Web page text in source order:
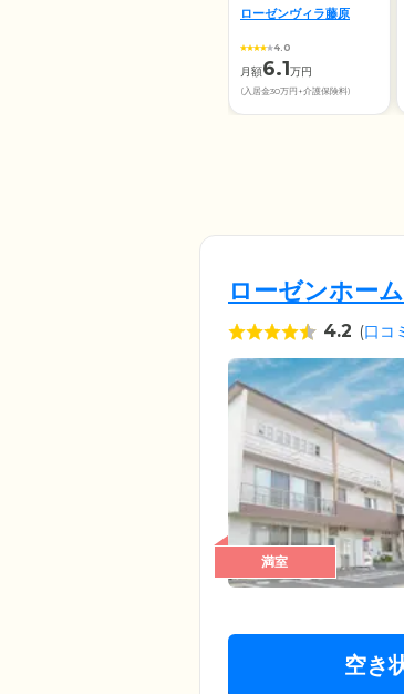
ローゼンヴィラ藤原
4.0
月額6.1万円
(入居金30万円+介護保険料)
ローゼンホー
4.2 (口コ
満室
空き